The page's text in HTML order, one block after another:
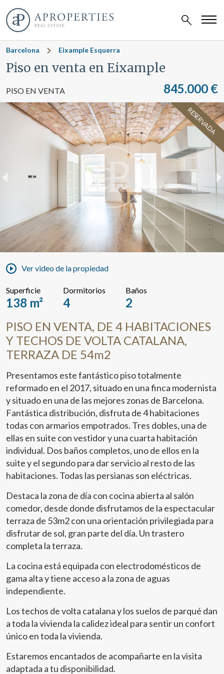
Barcelona Eixample Esquerra
Piso en venta en Eixample
PISO EN VENTA 845.000 €
RESERVADA
Ver video de la propiedad
Superficie
138 m²
Dormitorios
4
Baños
2
PISO EN VENTA, DE 4 HABITACIONES
Y TECHOS DE VOLTA CATALANA,
TERRAZA DE 54m2
Presentamos este fantástico piso totalmente
reformado en el 2017, situado en una finca modernista
y situado en una de las mejores zonas de Barcelona.
Fantástica distribución, disfruta de 4 habitaciones
todas con armarios empotrados. Tres dobles, una de
ellas en suite con vestidor y una cuarta habitación
individual. Dos baños completos, uno de ellos en la
suite y el segundo para dar servicio al resto de las
habitaciones. Todas las persianas son eléctricas.
Destaca la zona de día con cocina abierta al salón
comedor, desde donde disfrutamos de la espectacular
terraza de 53m2 con una orientación privilegiada para
disfrutar de sol, gran parte del día. Un trastero
completa la terraza.
La cocina está equipada con electrodomésticos de
gama alta y tiene acceso a la zona de aguas
independiente.
Los techos de volta catalana y los suelos de parqué dan
a toda la vivienda la calidez ideal para sentir un confort
único en toda la vivienda.
Estaremos encantados de acompañarte en la visita
adaptada a tu disponibilidad.